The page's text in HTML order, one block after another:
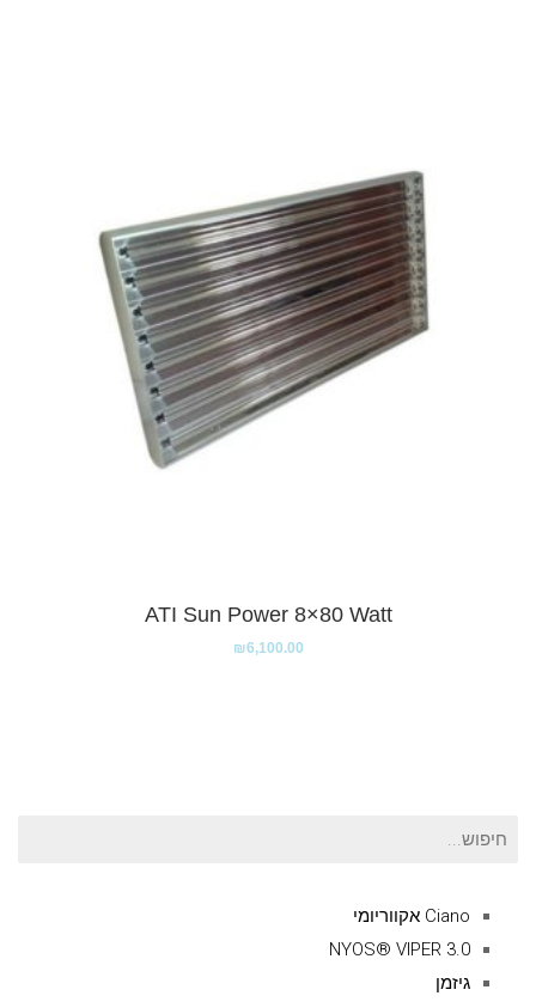
ATI Sun Power 8×80 Watt
₪6,100.00
חיפוש
Ciano אקווריומי
NYOS® VIPER 3.0
גיזמן